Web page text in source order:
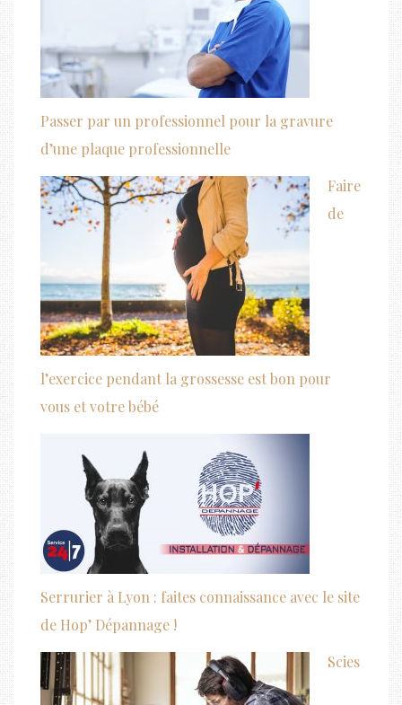
Passer par un professionnel pour la gravure
d’une plaque professionnelle
Faire
de
l’exercice pendant la grossesse est bon pour
vous et votre bébé
Serrurier à Lyon : faites connaissance avec le site
de Hop’ Dépannage !
Scies